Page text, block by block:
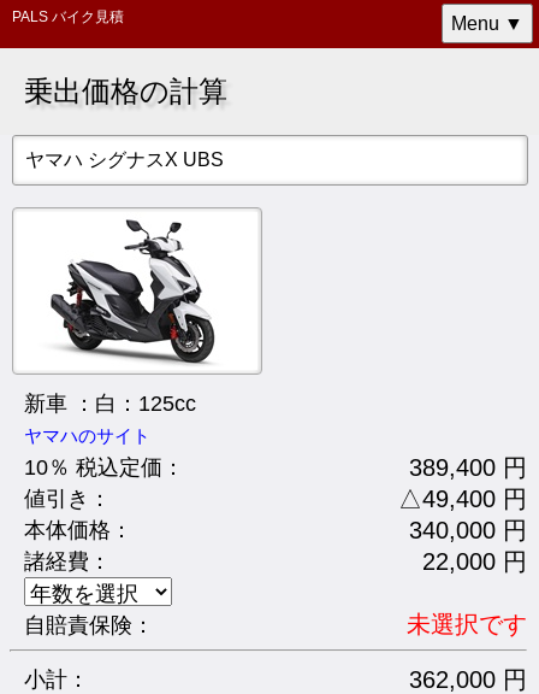
PALS バイク見積 Menu ▼
乗出価格の計算
ヤマハ シグナスX UBS
新車 ：白：125cc
ヤマハのサイト
10％ 税込定価： 389,400 円
値引き： △49,400 円
本体価格： 340,000 円
諸経費： 22,000 円
自賠責保険： 未選択です
小計： 362,000 円